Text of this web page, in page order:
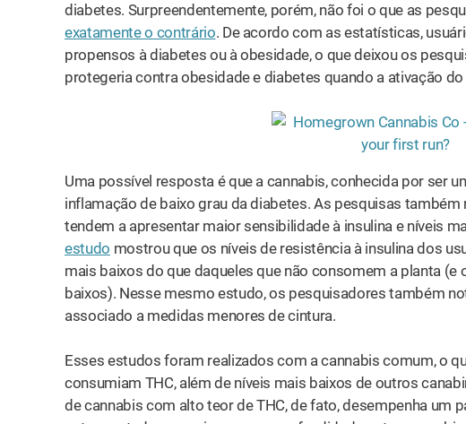
diabetes. Surpreendentemente, porém, não foi o que as
exatamente o contrário. De acordo com as estatísticas,
propensos à diabetes ou à obesidade, o que deixou os
protegeria contra obesidade e diabetes quando a ativação
Uma possível resposta é que a cannabis, conhecida por ser
inflamação de baixo grau da diabetes. As pesquisas
tendem a apresentar maior sensibilidade à insulina e níveis
estudo mostrou que os níveis de resistência à insulina dos
mais baixos do que daqueles que não consomem a planta (e
baixos). Nesse mesmo estudo, os pesquisadores também
associado a medidas menores de cintura.
Esses estudos foram realizados com a cannabis comum, o
consumiam THC, além de níveis mais baixos de outros
de cannabis com alto teor de THC, de fato, desempenha um